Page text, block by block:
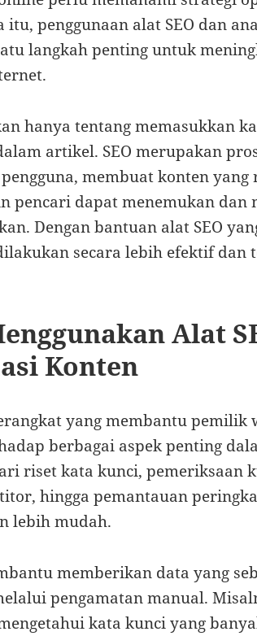
itu, penggunaan alat SEO dan
langkah penting untuk
hanya tentang memasukkan
artikel. SEO merupakan
membuat konten yang
pencari dapat menemukan dan
Dengan bantuan alat SEO
secara lebih efektif dan
Alat
Konten
yang membantu pemilik
berbagai aspek penting
riset kata kunci, pemeriksaan
hingga pemantauan
lebih mudah.
memberikan data yang
pengamatan manual.
kata kunci yang